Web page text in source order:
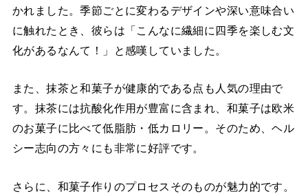
かれました。季節ごとに変わるデザインや深い意味合い
に触れたとき、彼らは「こんなに繊細に四季を楽しむ文
化があるなんて！」と感嘆していました。
また、抹茶と和菓子が健康的である点も人気の理由で
す。抹茶には抗酸化作用が豊富に含まれ、和菓子は欧米
のお菓子に比べて低脂肪・低カロリー。そのため、ヘル
シー志向の方々にも非常に好評です。
さらに、和菓子作りのプロセスそのものが魅力的です。